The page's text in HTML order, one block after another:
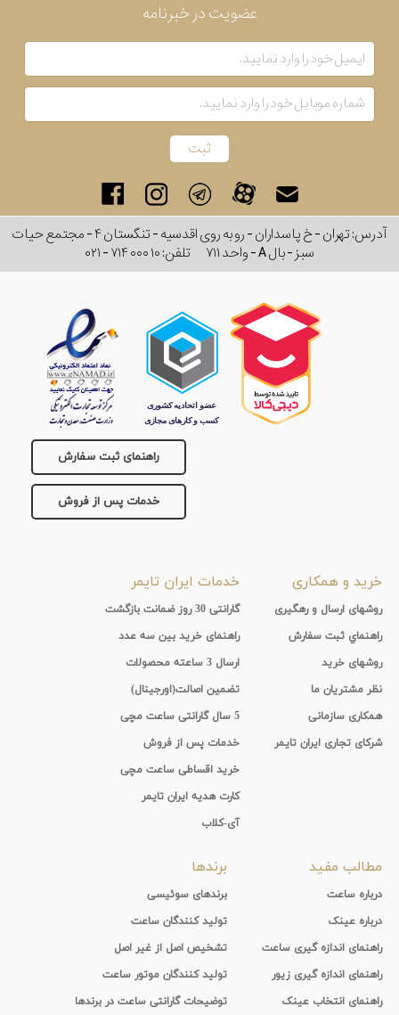
بکاررفته
اصالت
تقویم
عضویت در خبرنامه
آدرس: تهران - خ پاسداران - رو به روی اقدسیه - تنگستان ۴ - مجتمع حیات
سبز - بال A - واحد ۷۱۱
تلفن:۰۲۱ - ۷۱۴ ۰۰۰ ۱۰
راهنمای ثبت سفارش
خدمات پس از فروش
خرید و همکاری
روشهای ارسال و رهگیری
راهنماي ثبت سفارش
روشهای خرید
نظر مشتریان ما
همکاری سازمانی
شرکای تجاری ایران تایمر
خدمات ایران تایمر
گارانتی 30 روز ضمانت بازگشت
راهنمای خرید بین سه عدد
ارسال 3 ساعته محصولات
تضمین اصالت(اورجینال)
5 سال گارانتی ساعت مچی
خدمات پس از فروش
خرید اقساطی ساعت مچی
کارت هدیه ایران تایمر
آی-کلاب
مطالب مفید
درباره ساعت
درباره عینک
راهنمای اندازه گیری ساعت
راهنمای اندازه گیری زیور
راهنمای انتخاب عینک
برندها
برندهای سوئیسی
تولید کنندگان ساعت
تشخیص اصل از غیر اصل
تولید کنندگان موتور ساعت
توضیحات گارانتی ساعت در برندها